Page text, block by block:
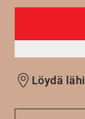
Löydä